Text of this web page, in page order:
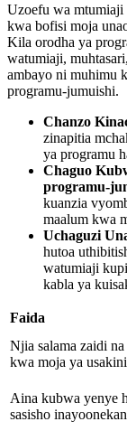
Uzoefu wa mtumiaji
kwa bofisi moja
Kila orodha ya
watumiaji,
ambayo ni muhimu
programu-jumuishi.
Chanzo
zinapitia
ya programu
Chaguo
programu-
kuanzia
maalum kwa
Uchaguzi
hutoa
watumiaji
kabla ya
Faida
Njia salama zaidi
kwa moja ya
Aina kubwa yenye
sasisho